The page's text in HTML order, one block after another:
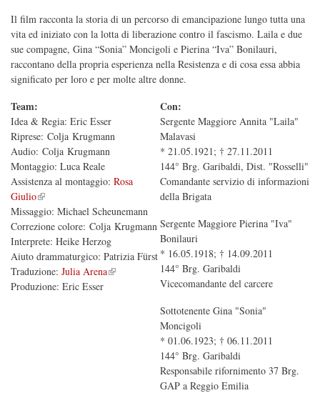
Il film racconta la storia di un percorso di emancipazione lungo tutta una
vita ed iniziato con la lotta di liberazione contro il fascismo. Laila e due
sue compagne, Gina “Sonia” Moncigoli e Pierina “Iva” Bonilauri,
raccontano della propria esperienza nella Resistenza e di cosa essa abbia
significato per loro e per molte altre donne.
Team:
Idea & Regia: Eric Esser
Riprese: Colja Krugmann
Audio: Colja Krugmann
Montaggio: Luca Reale
Assistenza al montaggio: Rosa
Giulio
(link is external)
Missaggio: Michael Scheunemann
Correzione colore: Colja Krugmann
Interprete: Heike Herzog
Aiuto drammaturgico: Patrizia Fürst
Traduzione: Julia Arena
(link is external)
Produzione: Eric Esser
Con:
Sergente Maggiore Annita "Laila"
Malavasi
* 21.05.1921; † 27.11.2011
144° Brg. Garibaldi, Dist. "Rosselli"
Comandante servizio di informazioni
della Brigata
Sergente Maggiore Pierina "Iva"
Bonilauri
* 16.05.1918; † 14.09.2011
144° Brg. Garibaldi
Vicecomandante del carcere
Sottotenente Gina "Sonia"
Moncigoli
* 01.06.1923; † 06.11.2011
144° Brg. Garibaldi
Responsabile rifornimento 37 Brg.
GAP a Reggio Emilia